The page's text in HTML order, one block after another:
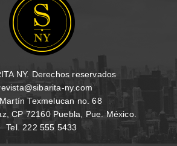
NY. Derechos reservados
ny.com
Texmelucan no. 68
CP 72160 Puebla, Pue. México.
Tel. 222 555 5433